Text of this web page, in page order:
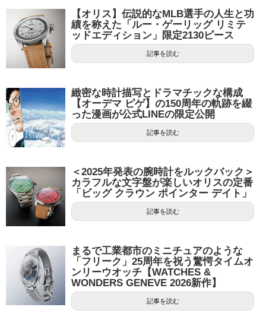
【オリス】伝説的なMLB選手の人生と功
績を称えた「ルー・ゲーリッグ リミテ
ッドエディション」限定2130ピース
記事を読む
緻密な時計描写とドラマチックな構成
【オーデマ ピゲ】の150周年の軌跡を綴
った漫画が公式LINEの限定公開
記事を読む
＜2025年発表の腕時計をルックバック＞
カラフルな文字盤が楽しいオリスの定番
「ビッグ クラウン ポインター デイト」
記事を読む
まるで工業都市のミニチュアのような
「フリーク」25周年を祝う驚愕タイムオ
ンリーウオッチ【WATCHES &
WONDERS GENEVE 2026新作】
記事を読む